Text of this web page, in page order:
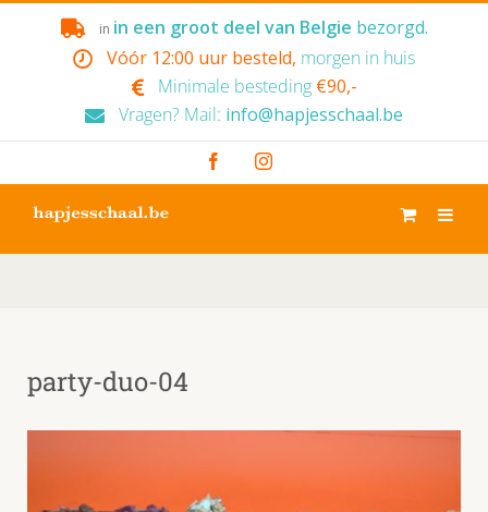
in in een groot deel van Belgie bezorgd.
Vóór 12:00 uur besteld, morgen in huis
Minimale besteding €90,-
Vragen? Mail: info@hapjesschaal.be
FacebookInstagram
party-duo-04